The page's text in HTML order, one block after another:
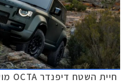
חיית השטח דיפנדר OCTA מושק בישראל